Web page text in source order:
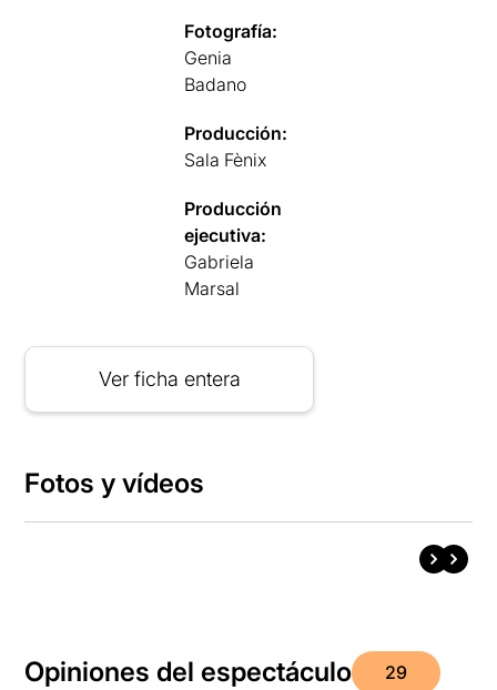
Fotografía:
Genia
Badano
Producción:
Sala Fènix
Producción
ejecutiva:
Gabriela
Marsal
Ver ficha entera
Fotos y vídeos
Opiniones del espectáculo 29